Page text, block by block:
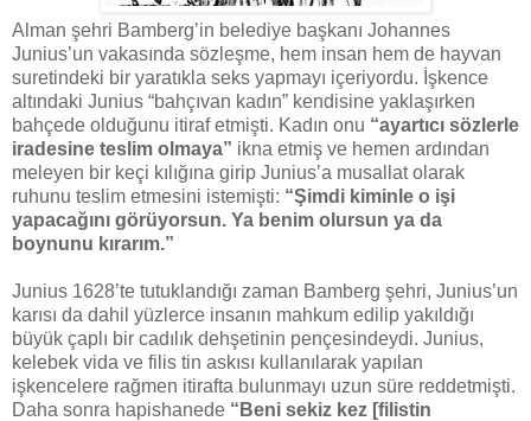
Alman şehri Bamberg’in belediye başkanı Johannes
Junius’un vakasında sözleşme, hem insan hem de hayvan
suretindeki bir yaratıkla seks yapmayı içeriyordu. İşkence
altındaki Junius “bahçıvan kadın” kendisine yaklaşırken
bahçede olduğunu itiraf etmişti. Kadın onu “ayartıcı sözlerle
iradesine teslim olmaya” ikna etmiş ve hemen ardından
meleyen bir keçi kılığına girip Junius’a musallat olarak
ruhunu teslim etmesini istemişti: “Şimdi kiminle o işi
yapacağını görüyorsun. Ya benim olursun ya da
boynunu kırarım.”
Junius 1628’te tutuklandığı zaman Bamberg şehri, Junius’un
karısı da dahil yüzlerce insanın mahkum edilip yakıldığı
büyük çaplı bir cadılık dehşetinin pençesindeydi. Junius,
kelebek vida ve filis tin askısı kullanılarak yapılan
işkencelere rağmen itirafta bulunmayı uzun süre reddetmişti.
Daha sonra hapishanede “Beni sekiz kez [filistin